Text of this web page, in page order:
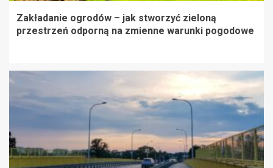
Zakładanie ogrodów – jak stworzyć zieloną
przestrzeń odporną na zmienne warunki pogodowe